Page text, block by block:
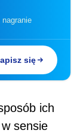
się
ich
sensie